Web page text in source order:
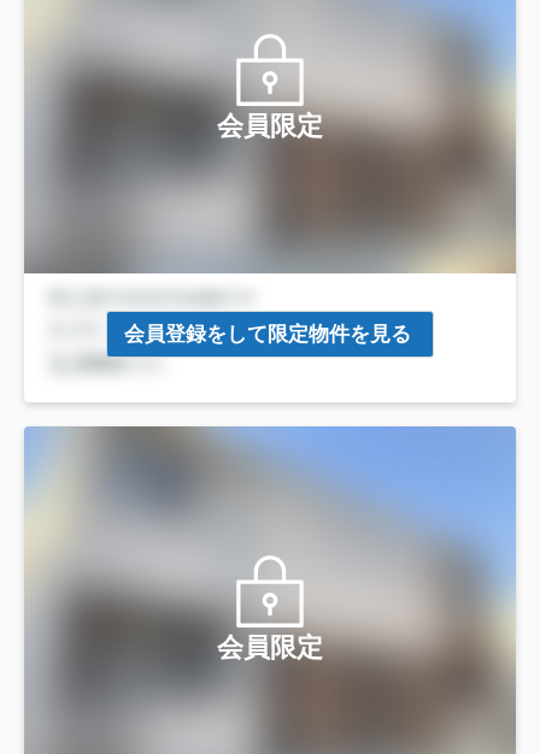
会員限定
会員登録をして限定物件を見る
会員限定